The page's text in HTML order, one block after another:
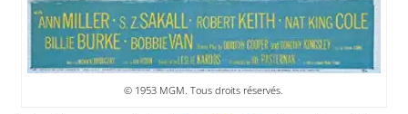
© 1953 MGM. Tous droits réservés.